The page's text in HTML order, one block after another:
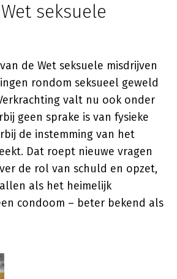
seksuele
de Wet seksuele misdrijven
rondom seksueel geweld
valt nu ook onder
geen sprake is van fysieke
de instemming van het
Dat roept nieuwe vragen
de rol van schuld en opzet,
als het heimelijk
condoom – beter bekend als